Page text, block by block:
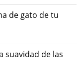
de gato de tu
suavidad de las